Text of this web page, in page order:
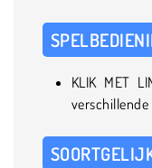
KLIK MET